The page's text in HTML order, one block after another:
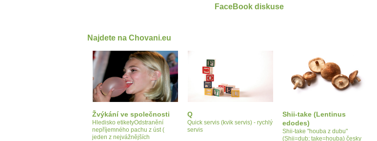
FaceBook diskuse
Najdete na Chovani.eu
Žvýkání ve společnosti
Hledisko etiketyOdstranění
nepříjemného pachu z úst (
jeden z nejvážnějších
Q
Quick servis (kvik servis) - rychlý
servis
Shii-take (Lentinus
edodes)
Shii-take "houba z dubu"
(Shii=dub; take=houba) česky